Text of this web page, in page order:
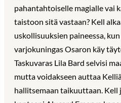
pahantahtoiselle magialle vai
taistoon sitä vastaan? Kell
uskollisuuksien paineessa,
varjokuningas Osaron käy
Taskuvaras Lila Bard selvisi
mutta voidakseen auttaa
hallitsemaan taikuuttaan. Kell